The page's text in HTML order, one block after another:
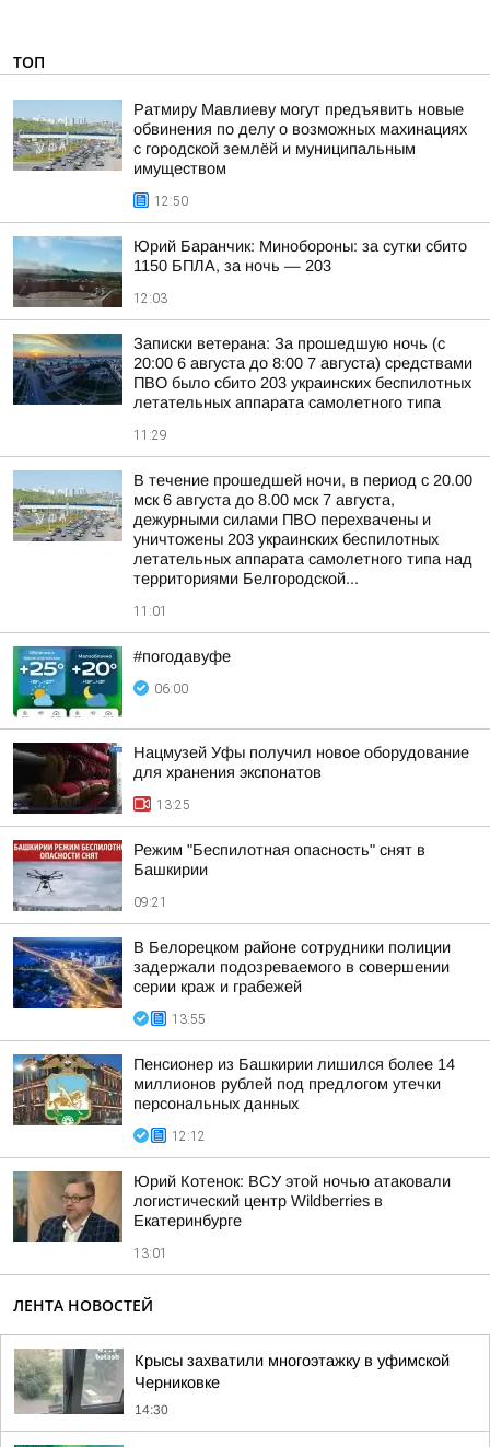
ТОП
Ратмиру Мавлиеву могут предъявить новые
обвинения по делу о возможных махинациях
с городской землёй и муниципальным
имуществом
12:50
Юрий Баранчик: Минобороны: за сутки сбито
1150 БПЛА, за ночь — 203
12:03
Записки ветерана: За прошедшую ночь (с
20:00 6 августа до 8:00 7 августа) средствами
ПВО было сбито 203 украинских беспилотных
летательных аппарата самолетного типа
11:29
В течение прошедшей ночи, в период с 20.00
мск 6 августа до 8.00 мск 7 августа,
дежурными силами ПВО перехвачены и
уничтожены 203 украинских беспилотных
летательных аппарата самолетного типа над
территориями Белгородской...
11:01
#погодавуфе
06:00
Нацмузей Уфы получил новое оборудование
для хранения экспонатов
13:25
Режим "Беспилотная опасность" снят в
Башкирии
09:21
В Белорецком районе сотрудники полиции
задержали подозреваемого в совершении
серии краж и грабежей
13:55
Пенсионер из Башкирии лишился более 14
миллионов рублей под предлогом утечки
персональных данных
12:12
Юрий Котенок: ВСУ этой ночью атаковали
логистический центр Wildberries в
Екатеринбурге
13:01
ЛЕНТА НОВОСТЕЙ
Крысы захватили многоэтажку в уфимской
Черниковке
14:30